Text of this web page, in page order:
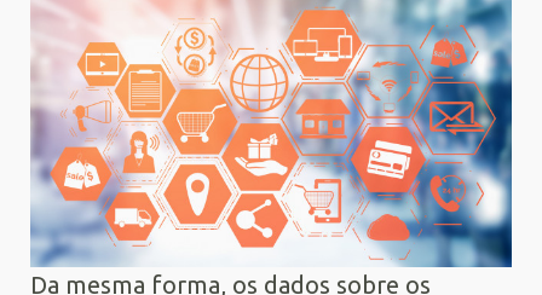
Da mesma forma, os dados sobre os